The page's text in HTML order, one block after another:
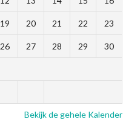
19 20 21 22 23
26 27 28 29 30
Bekijk de gehele Kalender